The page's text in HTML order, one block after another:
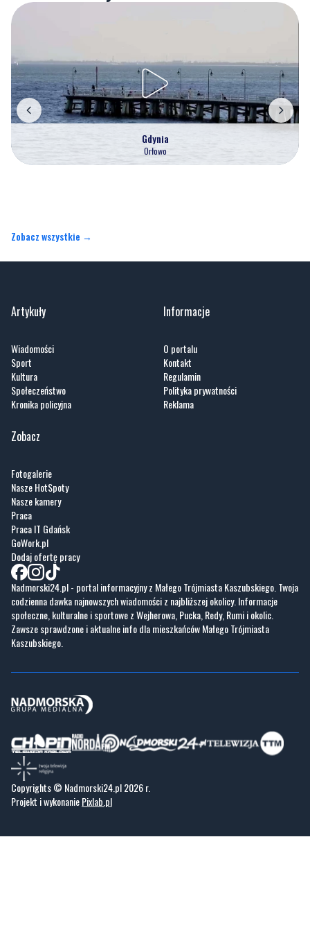
Gdynia
Orłowo
Zobacz wszystkie →
Artykuły
Wiadomości
Sport
Kultura
Społeczeństwo
Kronika policyjna
Informacje
O portalu
Kontakt
Regulamin
Polityka prywatności
Reklama
Zobacz
Fotogalerie
Nasze HotSpoty
Nasze kamery
Praca
Praca IT Gdańsk
GoWork.pl
Dodaj ofertę pracy
Nadmorski24.pl - portal informacyjny z Małego Trójmiasta Kaszubskiego. Twoja
codzienna dawka najnowszych wiadomości z najbliższej okolicy. Informacje
społeczne, kulturalne i sportowe z Wejherowa, Pucka, Redy, Rumi i okolic.
Zawsze sprawdzone i aktualne info dla mieszkańców Małego Trójmiasta
Kaszubskiego.
Copyrights © Nadmorski24.pl 2026 r.
Projekt i wykonaniePixlab.pl